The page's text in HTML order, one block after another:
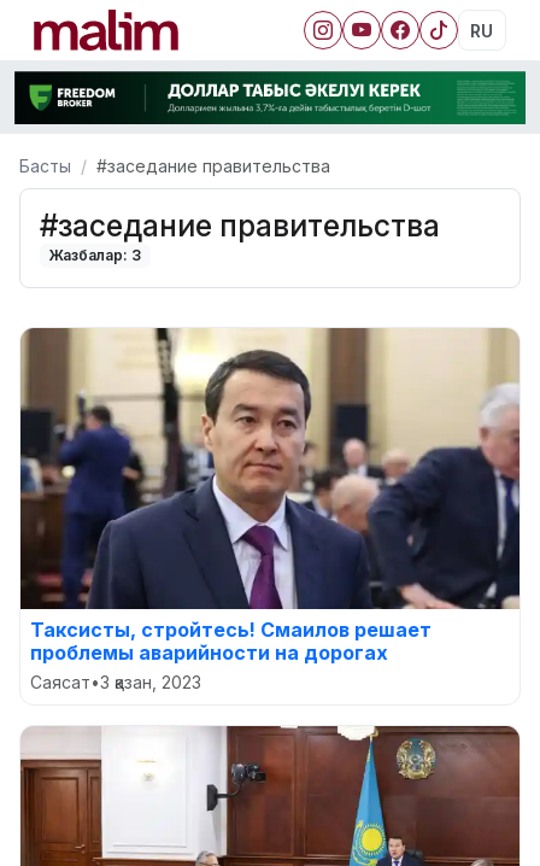
RU
Басты #заседание правительства
#заседание правительства
Жазбалар: 3
Таксисты, стройтесь! Смаилов решает
проблемы аварийности на дорогах
Саясат•3 қазан, 2023